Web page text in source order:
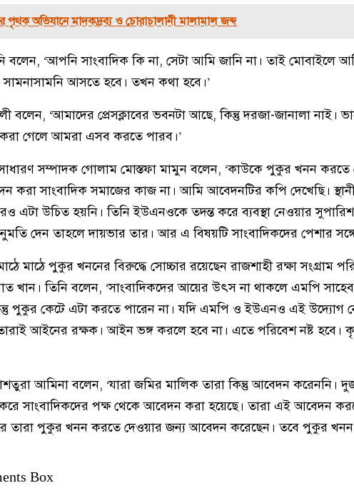
পৃথক অভিযানে মাদকদ্রব্য ও চোরাচালানী মালামাল জব্দ
বলেন, ‘আপনি সাংবাদিক কি না, সেটা আমি জানি না। তাই মোবাইলে
আসতে হবে। তখন কথা হবে।’
‘আমাদের প্রেসক্লাবের ভবনটা আছে, কিন্তু দরজা-জানালা নাই।
গেলে আমরা এসব করতে পারব।’
সাধারণ সম্পাদক গোলাম মোস্তফা মামুন বলেন, ‘কাউকে পুকুর খনন
করা সাংবাদিক সমাজের কাজ না। আমি আবেদনটির কপি দেখেছি।
এটা উচিত হয়নি। তিনি ইউএনওকে তদন্ত করে ব্যবস্থা নেওয়ার
দেন তাহলে দায়ভার তার। আর এ বিষয়টি সাংবাদিকদের পেশার সঙ্গে
মাঠে পুকুর খননের বিরুদ্ধে সোচ্চার রয়েছেন রাজশাহী রক্ষা সংগ্রাম
খান। তিনি বলেন, ‘সাংবাদিকদের আয়ের উৎস না থাকলে এমপি
পুকুর কেটে এটা করতে পারেন না। যদি এমপি ও ইউএনও এই উদ্যোগ
আইনের রক্ষক। আইন ভঙ্গ করলে হবে না। এতে পরিবেশ নষ্ট হবে।
আমিনা বলেন, ‘যারা জমির মালিক তারা কিন্তু আবেদন করেননি।
সাংবাদিকদের পক্ষ থেকে আবেদন করা হয়েছে। তারা এই আবেদন
তারা পুকুর খনন করতে দেওয়ার জন্য আবেদন করেছেন। তবে পুকুর
Box